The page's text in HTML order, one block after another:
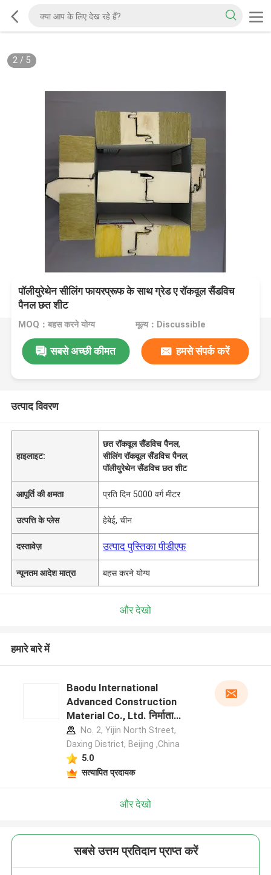
2/ 5
पॉलीयुरेथेन सीलिंग फायरप्रूफ के साथ ग्रेड ए रॉकवूल सैंडविच
पैनल छत शीट
MOQ：बहस करने योग्य मूल्य：Discussible
सबसे अच्छी कीमत हमसे संपर्क करें
उत्पाद विवरण
हाइलाइट:
छत रॉकवूल सैंडविच पैनल,
सीलिंग रॉकवूल सैंडविच पैनल,
पॉलीयुरेथेन सैंडविच छत शीट
आपूर्ति की क्षमता प्रति दिन 5000 वर्ग मीटर
उत्पत्ति के प्लेस हेबेई, चीन
दस्तावेज़ उत्पाद पुस्तिका पीडीएफ
न्यूनतम आदेश मात्रा बहस करने योग्य
और देखो
हमारे बारे में
Baodu International
Advanced Construction
Material Co., Ltd. निर्माता
प्रोफ़ाइलNo. 2, Yijin North Street,
Daxing District, Beijing ,China
5.0
सत्यापित प्रदायक
और देखो
सबसे उत्तम प्रतिदान प्राप्त करें